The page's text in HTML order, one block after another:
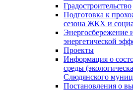
Градостроительство
Подготовка к
сезона ЖКХ и
Энергосбережение
энергетической
Проекты
Информация о
среды
Слюдянского
Постановления о